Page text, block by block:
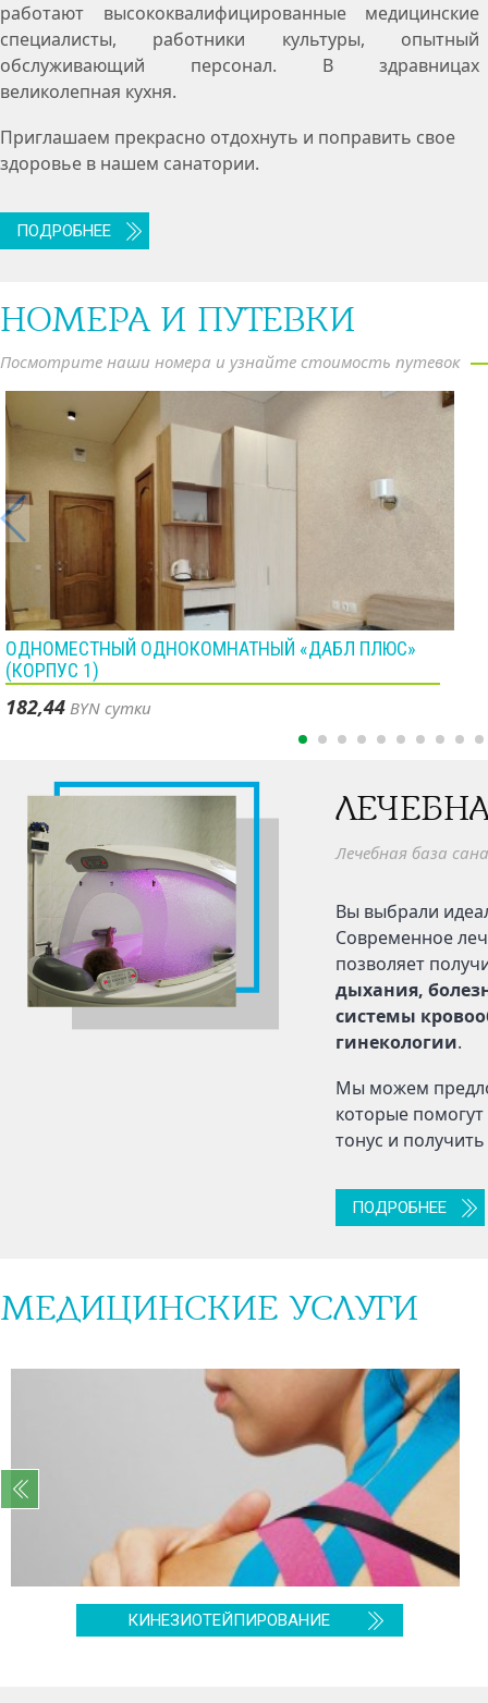
работают высококвалифицированные медицинские
специалисты, работники культуры, опытный
обслуживающий персонал. В здравницах
великолепная кухня.
Приглашаем прекрасно отдохнуть и поправить свое
здоровье в нашем санатории.
ПОДРОБНЕЕ
НОМЕРА И ПУТЕВКИ
Посмотрите наши номера и узнайте стоимость путевок
Площадь номеров:12кв.м.
ПОДРОБНЕЕ
ОДНОМЕСТНЫЙ ОДНОКОМНАТНЫЙ «ДАБЛ ПЛЮС»
(КОРПУС 1)
182,44 BYN сутки
Лечебная база
Вы выбрали
Современное
позволяет
дыхания,
системы
гинекологии.
Мы можем
которые
тонус и
ПОДРОБНЕЕ
МЕДИЦИНСКИЕ УСЛУГИ
КИНЕЗИОТЕЙПИРОВАНИЕ